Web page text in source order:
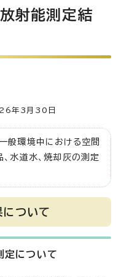
射能測定結
年3月30日
般環境中における空間
水道水、焼却灰の測定
ついて
定について